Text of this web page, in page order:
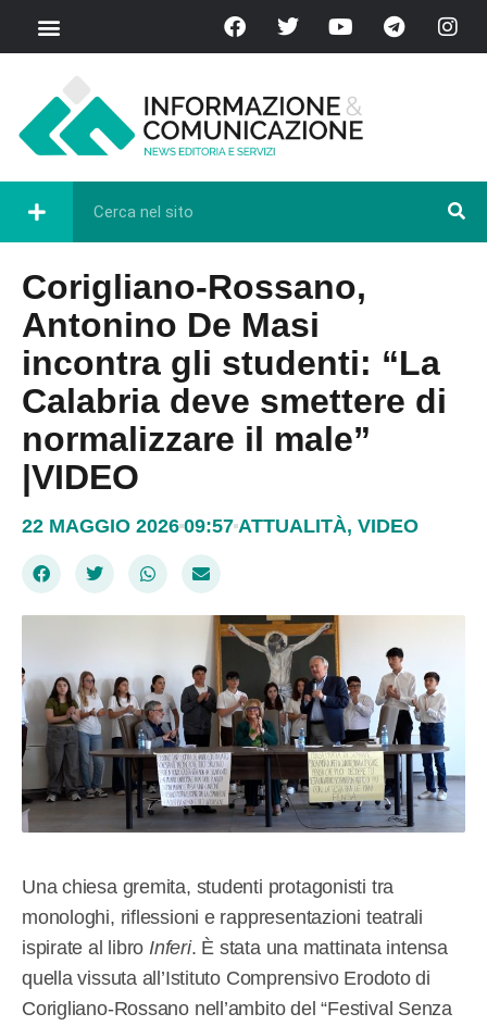
Corigliano-Rossano,
Antonino De Masi
incontra gli studenti: “La
Calabria deve smettere di
normalizzare il male”
|VIDEO
22 MAGGIO 2026 09:57 ATTUALITÀ, VIDEO
Una chiesa gremita, studenti protagonisti tra
monologhi, riflessioni e rappresentazioni teatrali
ispirate al libro Inferi. È stata una mattinata intensa
quella vissuta all’Istituto Comprensivo Erodoto di
Corigliano-Rossano nell’ambito del “Festival Senza